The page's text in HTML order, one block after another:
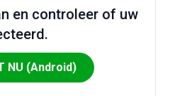
en controleer of uw
NU (Android)